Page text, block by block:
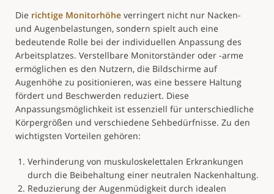
Die richtige Monitorhöhe verringert nicht nur Nacken-
und Augenbelastungen, sondern spielt auch eine
bedeutende Rolle bei der individuellen Anpassung des
Arbeitsplatzes. Verstellbare Monitorständer oder -arme
ermöglichen es den Nutzern, die Bildschirme auf
Augenhöhe zu positionieren, was eine bessere Haltung
fördert und Beschwerden reduziert. Diese
Anpassungsmöglichkeit ist essenziell für unterschiedliche
Körpergrößen und verschiedene Sehbedürfnisse. Zu den
wichtigsten Vorteilen gehören:
Verhinderung von muskuloskelettalen Erkrankungen
durch die Beibehaltung einer neutralen Nackenhaltung.
Reduzierung der Augenmüdigkeit durch idealen